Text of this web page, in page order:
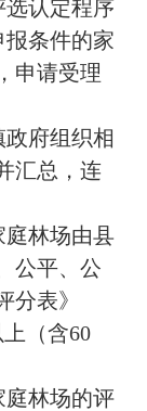
选认定程序
报条件的家
申请受理
政府组织相
汇总，连
庭林场由县
公平、公
分表》
上（含60
庭林场的评